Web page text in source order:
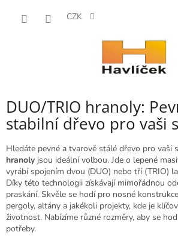
CZK
DUO/TRIO hranoly:
stabilní dřevo pro vaši
Hledáte pevné a tvarově stálé dřevo pro vaši
hranoly jsou ideální volbou. Jde o lepené
vyrábí spojením dvou (DUO) nebo tří (TRIO)
Díky této technologii získávají mimořádnou
praskání. Skvěle se hodí pro nosné
pergoly, altány a jakékoli projekty, kde je
životnost. Nabízíme různé rozměry, aby se
potřeby.